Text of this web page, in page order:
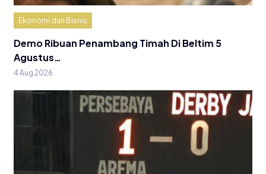
Ekonomi dan Bisnis
Demo Ribuan Penambang Timah Di Beltim 5
Agustus…
4 Aug 2026